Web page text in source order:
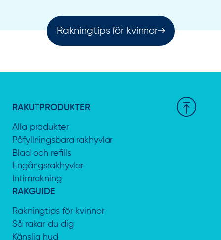
Rakningtips för kvinnor
RAKUTPRODUKTER
Alla produkter
Påfyllningsbara rakhyvlar
Blad och refills
Engångsrakhyvlar
Intimrakning
RAKGUIDE
Rakningtips för kvinnor
Så rakar du dig
Känslig hud